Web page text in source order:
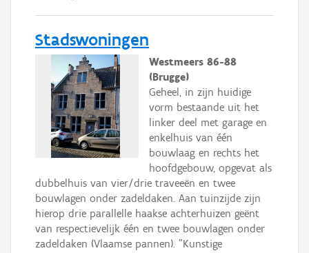
Stadswoningen
Westmeers 86-88
(Brugge)
Geheel, in zijn huidige
vorm bestaande uit het
linker deel met garage en
enkelhuis van één
bouwlaag en rechts het
hoofdgebouw, opgevat als
dubbelhuis van vier/drie traveeën en twee
bouwlagen onder zadeldaken. Aan tuinzijde zijn
hierop drie parallelle haakse achterhuizen geënt
van respectievelijk één en twee bouwlagen onder
zadeldaken (Vlaamse pannen). "Kunstige